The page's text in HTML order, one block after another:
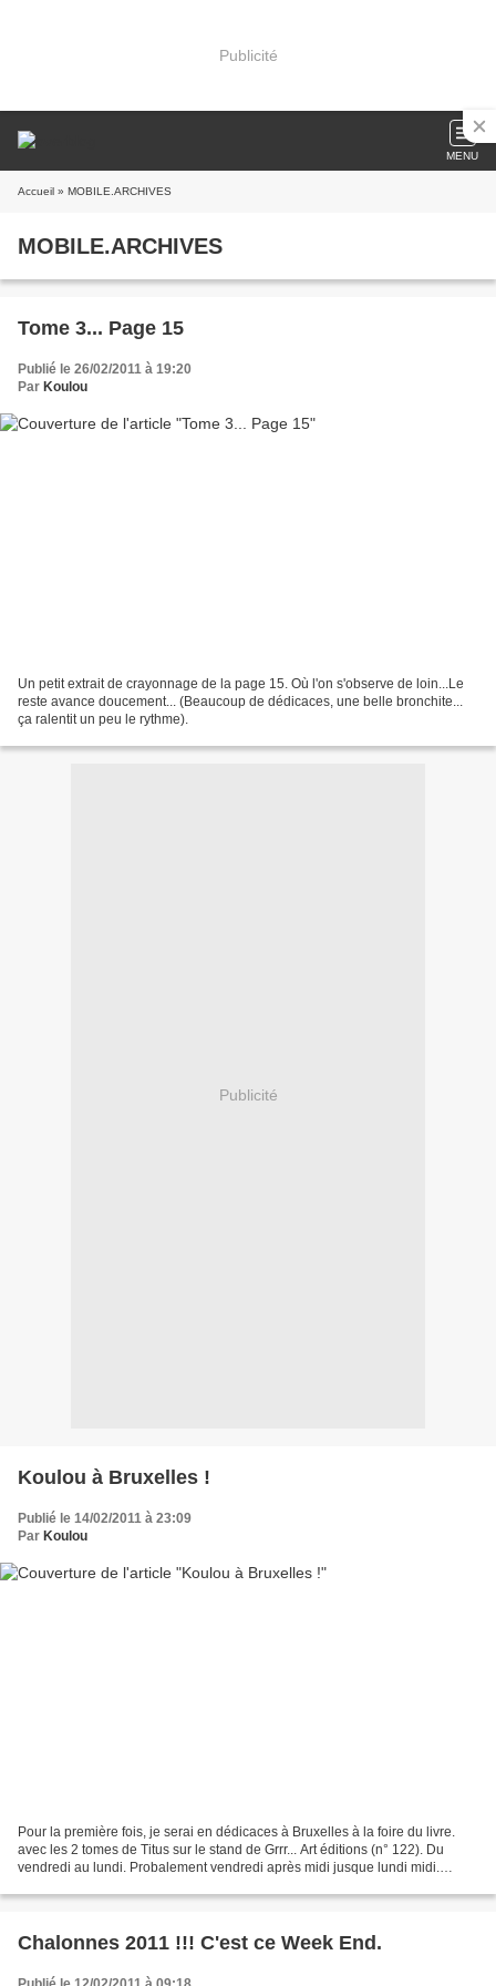
Publicité
MENU
Accueil » MOBILE.ARCHIVES
MOBILE.ARCHIVES
Tome 3... Page 15
Publié le 26/02/2011 à 19:20
Par Koulou
Un petit extrait de crayonnage de la page 15. Où l'on s'observe de loin...Le
reste avance doucement... (Beaucoup de dédicaces, une belle bronchite...
ça ralentit un peu le rythme).
Publicité
Koulou à Bruxelles !
Publié le 14/02/2011 à 23:09
Par Koulou
Pour la première fois, je serai en dédicaces à Bruxelles à la foire du livre.
avec les 2 tomes de Titus sur le stand de Grrr... Art éditions (n° 122). Du
vendredi au lundi. Probalement vendredi après midi jusque lundi midi.
Chalonnes 2011 !!! C'est ce Week End.